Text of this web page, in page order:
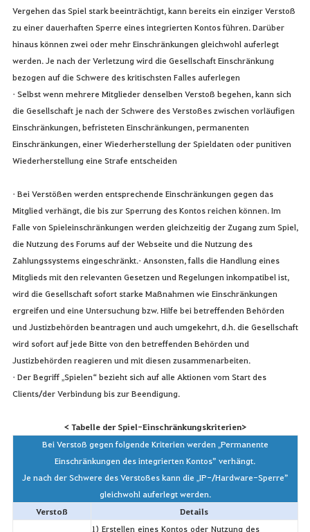
Vergehen das Spiel stark beeinträchtigt, kann bereits ein einziger Verstoß
zu einer dauerhaften Sperre eines integrierten Kontos führen. Darüber
hinaus können zwei oder mehr Einschränkungen gleichwohl auferlegt
werden. Je nach der Verletzung wird die Gesellschaft Einschränkung
bezogen auf die Schwere des kritischsten Falles auferlegen
• Selbst wenn mehrere Mitglieder denselben Verstoß begehen, kann sich
die Gesellschaft je nach der Schwere des Verstoßes zwischen vorläufigen
Einschränkungen, befristeten Einschränkungen, permanenten
Einschränkungen, einer Wiederherstellung der Spieldaten oder punitiven
Wiederherstellung eine Strafe entscheiden
• Bei Verstößen werden entsprechende Einschränkungen gegen das
Mitglied verhängt, die bis zur Sperrung des Kontos reichen können. Im
Falle von Spieleinschränkungen werden gleichzeitig der Zugang zum Spiel,
die Nutzung des Forums auf der Webseite und die Nutzung des
Zahlungssystems eingeschränkt.• Ansonsten, falls die Handlung eines
Mitglieds mit den relevanten Gesetzen und Regelungen inkompatibel ist,
wird die Gesellschaft sofort starke Maßnahmen wie Einschränkungen
ergreifen und eine Untersuchung bzw. Hilfe bei betreffenden Behörden
und Justizbehörden beantragen und auch umgekehrt, d.h. die Gesellschaft
wird sofort auf jede Bitte von den betreffenden Behörden und
Justizbehörden reagieren und mit diesen zusammenarbeiten.
• Der Begriff „Spielen“ bezieht sich auf alle Aktionen vom Start des
Clients/der Verbindung bis zur Beendigung.
< Tabelle der Spiel-Einschränkungskriterien>
Bei Verstoß gegen folgende Kriterien werden „Permanente
Einschränkungen des integrierten Kontos” verhängt.
Je nach der Schwere des Verstoßes kann die „IP-/Hardware-Sperre”
gleichwohl auferlegt werden.
Verstoß
Details
1) Erstellen eines Kontos oder Nutzung des